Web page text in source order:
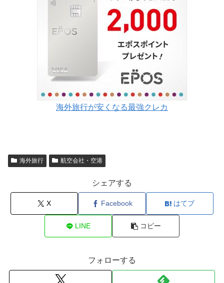
海外旅行が安くなる最強クレカ
海外旅行 航空会社・空港
シェアする
X Facebook はてブ
LINE コピー
フォローする